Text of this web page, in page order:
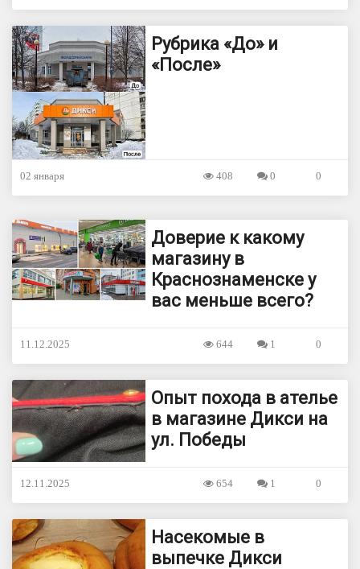
Рубрика «До» и
«После»
02 января 0
0
408
Доверие к какому
магазину в
Краснознаменске у
вас меньше всего?
11.12.2025 0
1
644
Опыт похода в ателье
в магазине Дикси на
ул. Победы
12.11.2025 0
1
654
Насекомые в
выпечке Дикси